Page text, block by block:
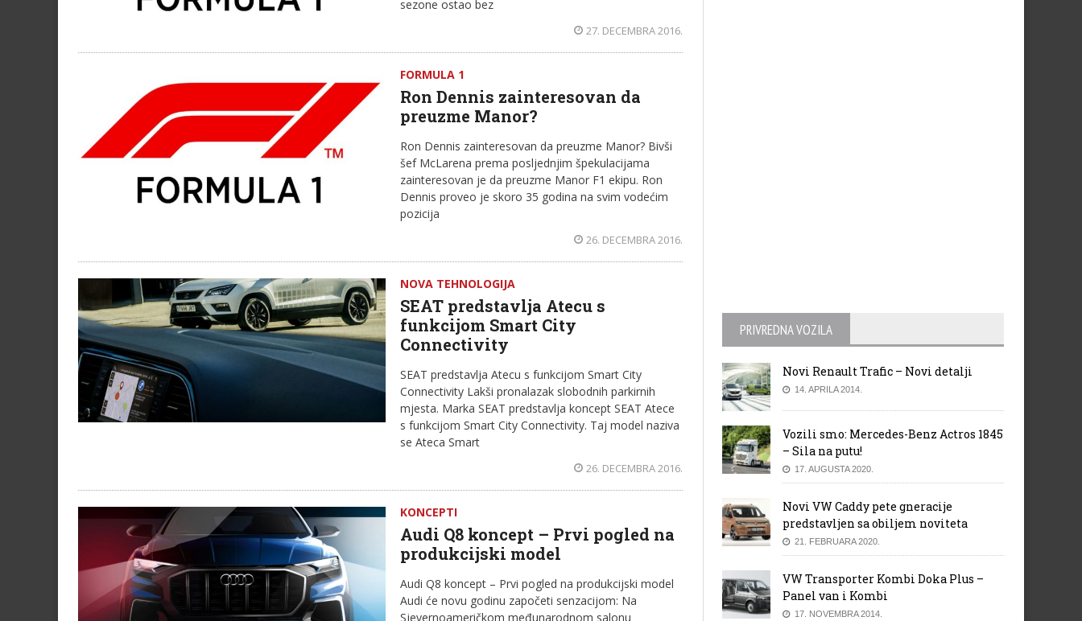
sezone ostao bez
27. DECEMBRA 2016.
FORMULA 1
Ron Dennis zainteresovan da
preuzme Manor?
Ron Dennis zainteresovan da preuzme Manor? Bivši
šef McLarena prema posljednjim špekulacijama
zainteresovan je da preuzme Manor F1 ekipu. Ron
Dennis proveo je skoro 35 godina na svim vodećim
pozicija
26. DECEMBRA 2016.
NOVA TEHNOLOGIJA
SEAT predstavlja Atecu s
funkcijom Smart City
Connectivity
SEAT predstavlja Atecu s funkcijom Smart City
Connectivity Lakši pronalazak slobodnih parkirnih
mjesta. Marka SEAT predstavlja koncept SEAT Atece
s funkcijom Smart City Connectivity. Taj model naziva
se Ateca Smart
26. DECEMBRA 2016.
KONCEPTI
Audi Q8 koncept – Prvi pogled na
produkcijski model
Audi Q8 koncept – Prvi pogled na produkcijski model
Audi će novu godinu započeti senzacijom: Na
Sjevernoameričkom međunarodnom salonu
PRIVREDNA VOZILA
Novi Renault Trafic – Novi detalji
14. APRILA 2014.
Vozili smo: Mercedes-Benz Actros 1845
– Sila na putu!
17. AUGUSTA 2020.
Novi VW Caddy pete gneracije
predstavljen sa obiljem noviteta
21. FEBRUARA 2020.
VW Transporter Kombi Doka Plus –
Panel van i Kombi
17. NOVEMBRA 2014.